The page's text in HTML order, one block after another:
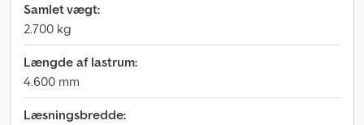
Samlet vægt:
2.700 kg
Længde af lastrum:
4.600 mm
Læsningsbredde: